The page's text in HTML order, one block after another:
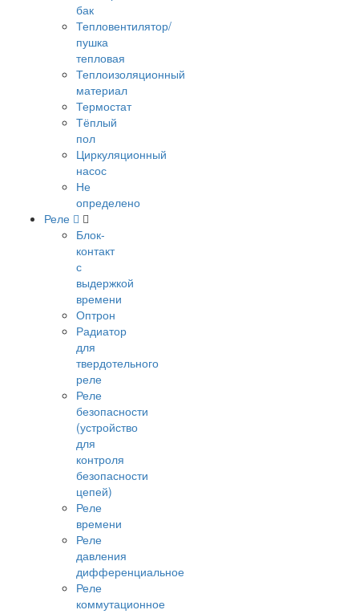
бак
Тепловентилятор/
пушка
тепловая
Теплоизоляционный
материал
Термостат
Тёплый
пол
Циркуляционный
насос
Не
определено
Реле
Блок-
контакт
с
выдержкой
времени
Оптрон
Радиатор
для
твердотельного
реле
Реле
безопасности
(устройство
для
контроля
безопасности
цепей)
Реле
времени
Реле
давления
дифференциальное
Реле
коммутационное